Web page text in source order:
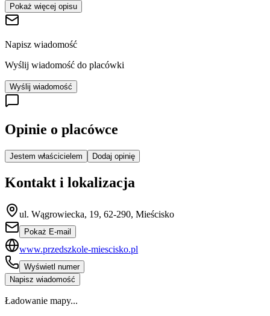
Pokaż więcej opisu
Napisz wiadomość
Wyślij wiadomość do placówki
Wyślij wiadomość
Opinie o placówce
Jestem właścicielem Dodaj opinię
Kontakt i lokalizacja
ul. Wągrowiecka, 19, 62-290, Mieścisko
Pokaż E-mail
www.przedszkole-miescisko.pl
Wyświetl numer
Napisz wiadomość
Ładowanie mapy...